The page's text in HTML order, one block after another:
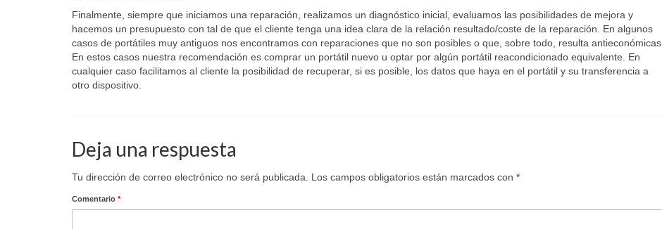
Finalmente, siempre que iniciamos una reparación, realizamos un diagnóstico inicial, evaluamos las posibilidades de mejora y
hacemos un presupuesto con tal de que el cliente tenga una idea clara de la relación resultado/coste de la reparación. En algunos
casos de portátiles muy antiguos nos encontramos con reparaciones que no son posibles o que, sobre todo, resulta antieconómicas.
En estos casos nuestra recomendación es comprar un portátil nuevo u optar por algún portátil reacondicionado equivalente. En
cualquier caso facilitamos al cliente la posibilidad de recuperar, si es posible, los datos que haya en el portátil y su transferencia a
otro dispositivo.
Deja una respuesta
Tu dirección de correo electrónico no será publicada. Los campos obligatorios están marcados con *
Comentario *